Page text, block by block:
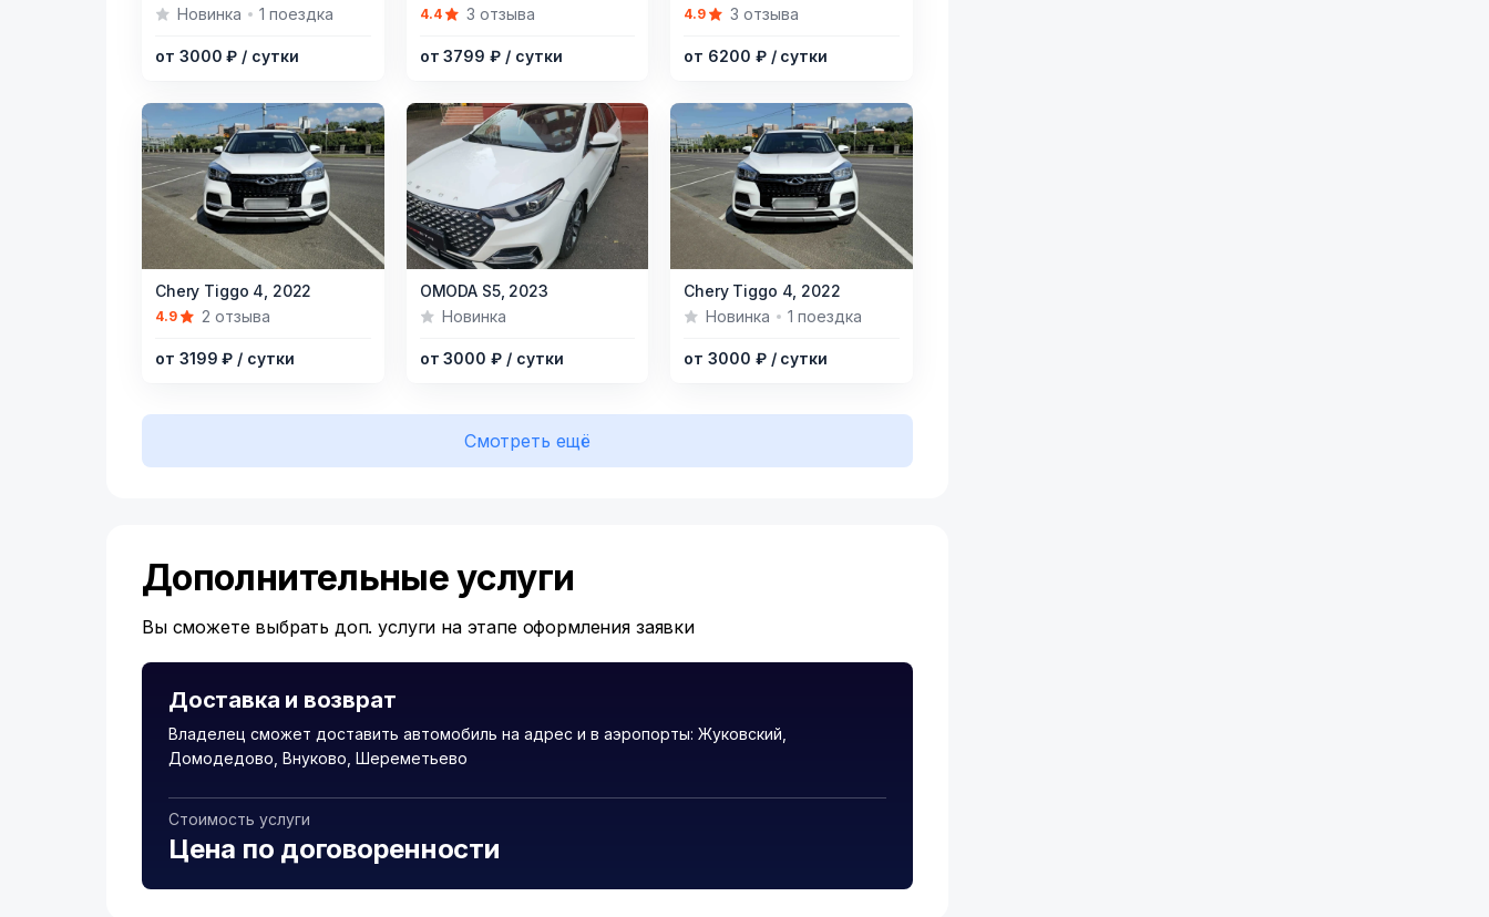
Новинка
1 поездка
от 3000 ₽ / сутки
4.4 3 отзыва
от 3799 ₽ / сутки
4.9 3 отзыва
от 6200 ₽ / сутки
Item
Chery Tiggo 4, 2022
4.9 2 отзыва
от 3199 ₽ / сутки
Item
OMODA S5, 2023
Новинка
от 3000 ₽ / сутки
Item
Chery Tiggo 4, 2022
Новинка
1 поездка
от 3000 ₽ / сутки
Смотреть ещё
Дополнительные услуги
Вы сможете выбрать доп. услуги на этапе оформления заявки
Доставка и возврат
Владелец сможет доставить автомобиль на адрес и в аэропорты: Жуковский,
Домодедово, Внуково, Шереметьево
Стоимость услуги
Цена по договоренности